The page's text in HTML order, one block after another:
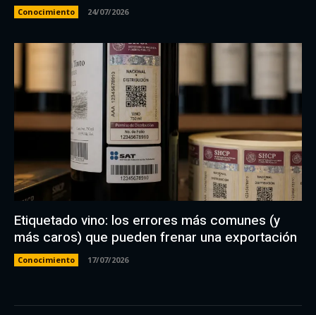
Conocimiento 24/07/2026
Etiquetado vino: los errores más comunes (y
más caros) que pueden frenar una exportación
Conocimiento 17/07/2026